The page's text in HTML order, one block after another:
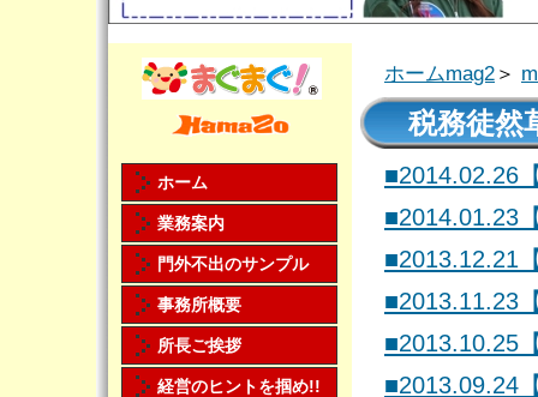
ホームmag2 ＞
税務徒然
■2014.02.26
■2014.01.23
■2013.12.21
■2013.11.23
■2013.10.25
■2013.09.24
ホーム
業務案内
門外不出のサンプル
事務所概要
所長ご挨拶
経営のヒントを掴め!!